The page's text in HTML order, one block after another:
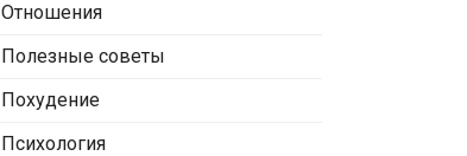
Отношения
Полезные советы
Похудение
Психология